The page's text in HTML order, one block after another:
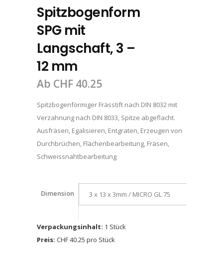
Spitzbogenform
SPG mit
Langschaft, 3 –
12 mm
Ab CHF 40.25
Spitzbogenförmiger Frässtift nach DIN 8032 mit
Verzahnung nach DIN 8033, Spitze abgeflacht.
Ausfräsen, Egalisieren, Entgraten, Erzeugen von
Durchbrüchen, Flächenbearbeitung, Fräsen,
Schweissnahtbearbeitung
Dimension 3 x 13 x 3mm / MICRO GL 75
Verpackungsinhalt: 1 Stück
Preis: CHF 40.25 pro Stück